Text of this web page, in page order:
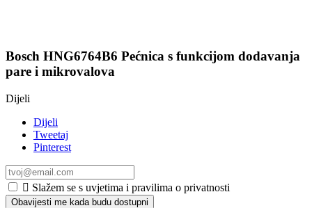
Bosch HNG6764B6 Pećnica s funkcijom dodavanja
pare i mikrovalova
Dijeli
Dijeli
Tweetaj
Pinterest
 Slažem se s uvjetima i pravilima o privatnosti
Obavijesti me kada budu dostupni